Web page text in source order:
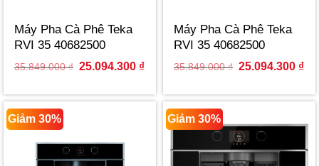
Máy Pha Cà Phê Teka
RVI 35 40682500
35.849.000₫ Original
35.849.000 ₫.
25.094.300 ₫Current
25.094.300 ₫.
Máy Pha Cà Phê Teka
RVI 35 40682500
35.849.000₫ Original
35.849.000 ₫.
25.094.300 ₫
Giảm 30% Giảm 30%